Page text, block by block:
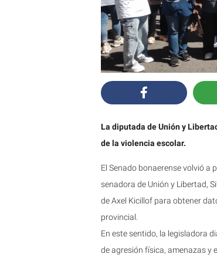
La diputada de Unión y
de la violencia escolar.
El Senado bonaerense volvió a
senadora de Unión y Libertad,
de Axel Kicillof para obtener
provincial.
En este sentido, la legisladora
de agresión física, amenazas y